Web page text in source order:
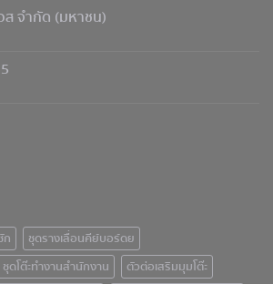
ส จำกัด (มหาชน)
ก
ชุดรางเลื่อนคีย์บอร์ดย
ชุดโต๊ะทำงานสำนักงาน
ตัวต่อเสริมมุมโต๊ะ